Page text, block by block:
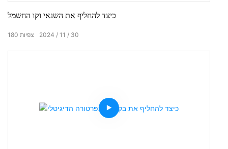
כיצד להחליף את השנאי וקו החשמל
2024 11 30
180 צפיות